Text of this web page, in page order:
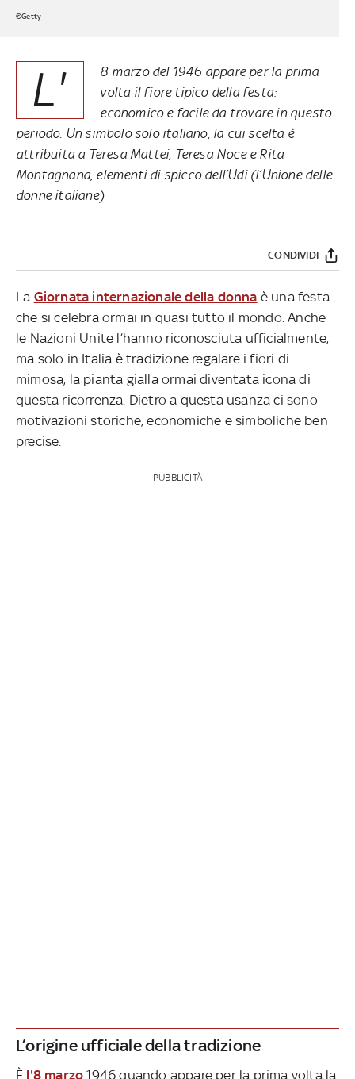
©Getty
L'
8 marzo del 1946 appare per la prima
volta il fiore tipico della festa:
economico e facile da trovare in questo
periodo. Un simbolo solo italiano, la cui scelta è
attribuita a Teresa Mattei, Teresa Noce e Rita
Montagnana, elementi di spicco dell’Udi (l’Unione delle
donne italiane)
CONDIVIDI
La Giornata internazionale della donna è una festa
che si celebra ormai in quasi tutto il mondo. Anche
le Nazioni Unite l’hanno riconosciuta ufficialmente,
ma solo in Italia è tradizione regalare i fiori di
mimosa, la pianta gialla ormai diventata icona di
questa ricorrenza. Dietro a questa usanza ci sono
motivazioni storiche, economiche e simboliche ben
precise.
PUBBLICITÀ
L’origine ufficiale della tradizione
È l'8 marzo 1946 quando appare per la prima volta la